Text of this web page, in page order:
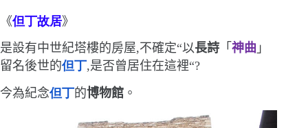
《但丁故居》
是設有中世紀塔樓的房屋,不確定“以長詩 「 神曲 」
留名後世的但丁,是否曾居住在這裡“?
今為紀念但丁的博物館 。